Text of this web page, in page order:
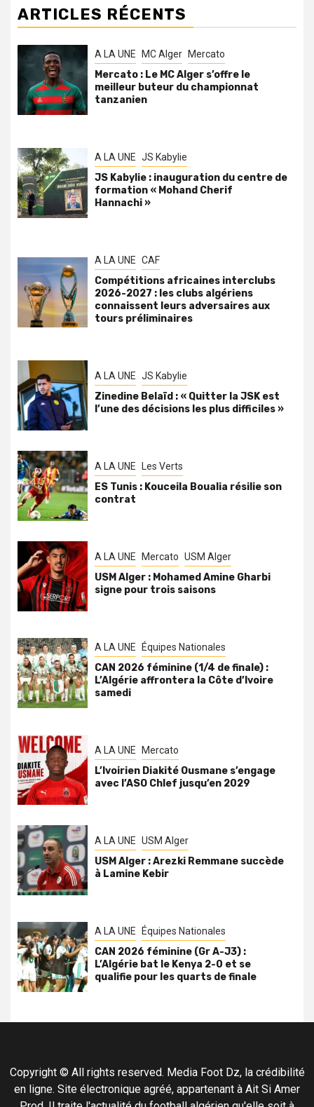
ARTICLES RÉCENTS
A LA UNE MC Alger Mercato
Mercato : Le MC Alger s’offre le
meilleur buteur du championnat
tanzanien
A LA UNE JS Kabylie
JS Kabylie : inauguration du centre de
formation « Mohand Cherif
Hannachi »
A LA UNE CAF
Compétitions africaines interclubs
2026-2027 : les clubs algériens
connaissent leurs adversaires aux
tours préliminaires
A LA UNE JS Kabylie
Zinedine Belaïd : « Quitter la JSK est
l’une des décisions les plus difficiles »
A LA UNE Les Verts
ES Tunis : Kouceila Boualia résilie son
contrat
A LA UNE Mercato USM Alger
USM Alger : Mohamed Amine Gharbi
signe pour trois saisons
A LA UNE Équipes Nationales
CAN 2026 féminine (1/4 de finale) :
L’Algérie affrontera la Côte d’Ivoire
samedi
A LA UNE Mercato
L’Ivoirien Diakité Ousmane s’engage
avec l’ASO Chlef jusqu’en 2029
A LA UNE USM Alger
USM Alger : Arezki Remmane succède
à Lamine Kebir
A LA UNE Équipes Nationales
CAN 2026 féminine (Gr A-J3) :
L’Algérie bat le Kenya 2-0 et se
qualifie pour les quarts de finale
Copyright © All rights reserved. Media Foot Dz, la crédibilité
en ligne. Site électronique agréé, appartenant à Ait Si Amer